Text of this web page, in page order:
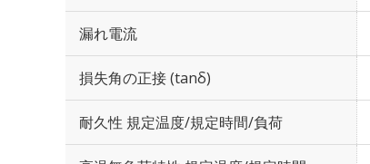
漏れ電流
損失角の正接 (tanδ)
耐久性 規定温度/規定時間/負荷